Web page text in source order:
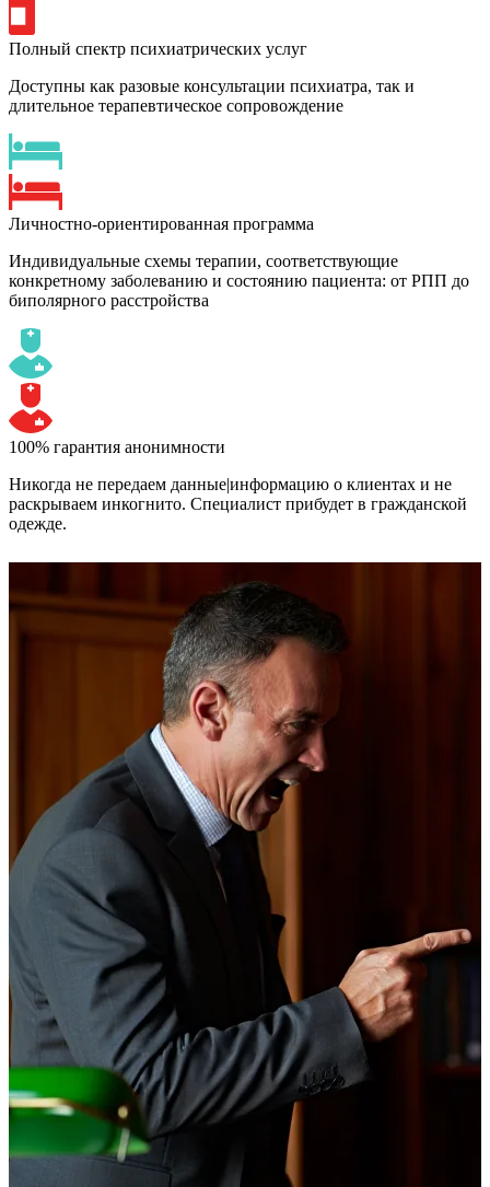
Полный спектр психиатрических услуг
Доступны как разовые консультации психиатра, так и
длительное терапевтическое сопровождение
Личностно-ориентированная программа
Индивидуальные схемы терапии, соответствующие
конкретному заболеванию и состоянию пациента: от РПП до
биполярного расстройства
100% гарантия анонимности
Никогда не передаем данные|информацию о клиентах и не
раскрываем инкогнито. Специалист прибудет в гражданской
одежде.